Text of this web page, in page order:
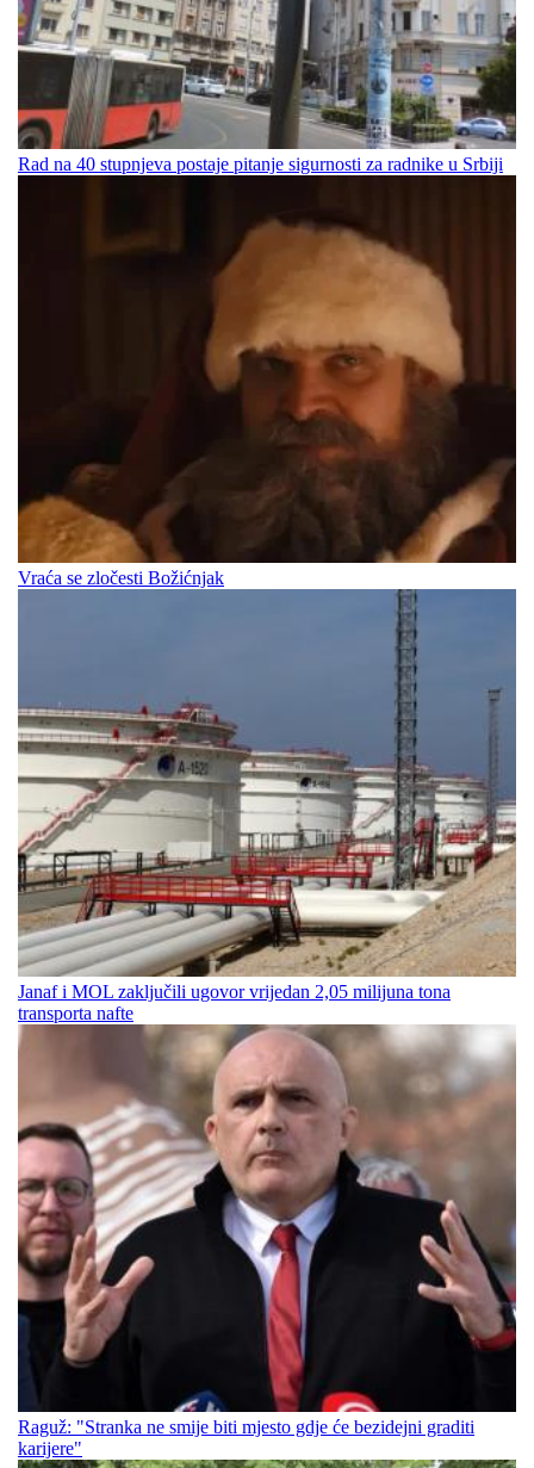
Rad na 40 stupnjeva postaje pitanje sigurnosti za radnike u Srbiji
Vraća se zločesti Božićnjak
Janaf i MOL zaključili ugovor vrijedan 2,05 milijuna tona
transporta nafte
Raguž: "Stranka ne smije biti mjesto gdje će bezidejni graditi
karijere"